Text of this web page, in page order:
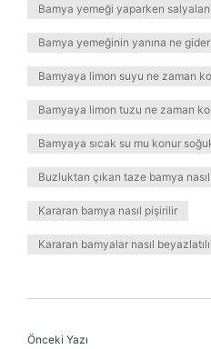
Bamya yemeği yaparken
Bamya yemeğinin yanına ne gider
Bamyaya limon suyu ne zaman
Bamyaya limon tuzu ne zaman
Bamyaya sıcak su mu konur
Buzluktan çıkan taze bamya
Kararan bamya nasıl pişirilir
Kararan bamyalar nasıl
Önceki Yazı